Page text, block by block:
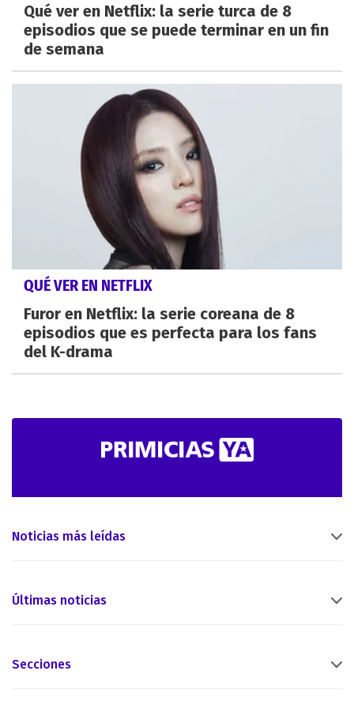
Qué ver en Netflix: la serie turca de 8
episodios que se puede terminar en un fin
de semana
QUÉ VER EN NETFLIX
Furor en Netflix: la serie coreana de 8
episodios que es perfecta para los fans
del K-drama
Noticias más leídas
Últimas noticias
Secciones